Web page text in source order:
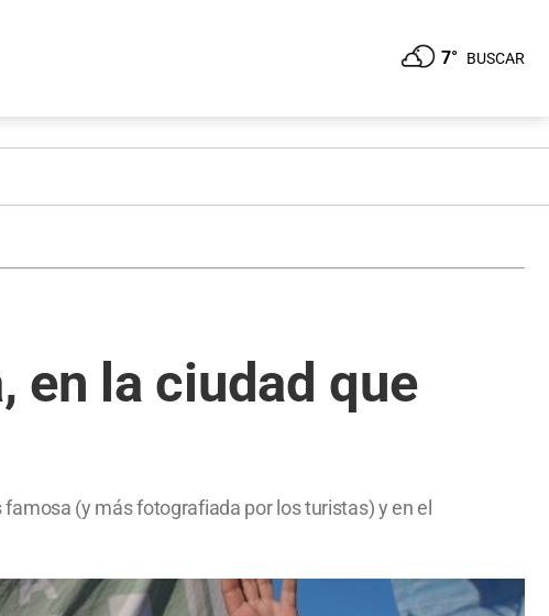
7° BUSCAR
en la ciudad que
(y más fotografiada por los turistas) y en el